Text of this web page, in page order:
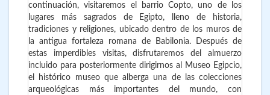
continuación, visitaremos el barrio Copto, uno de los
lugares más sagrados de Egipto, lleno de historia,
tradiciones y religiones, ubicado dentro de los muros de
la antigua fortaleza romana de Babilonia. Después de
estas imperdibles visitas, disfrutaremos del almuerzo
incluido para posteriormente dirigirnos al Museo Egipcio,
el histórico museo que alberga una de las colecciones
arqueológicas más importantes del mundo, con